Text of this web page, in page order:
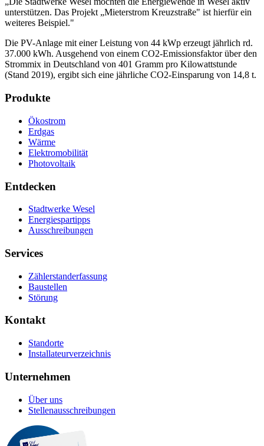
unterstützen. Das Projekt „Mieterstrom Kreuzstraße" ist hierfür ein
weiteres Beispiel."
Die PV-Anlage mit einer Leistung von 44 kWp erzeugt jährlich rd.
37.000 kWh. Ausgehend von einem CO2-Emissionsfaktor über den
Strommix in Deutschland von 401 Gramm pro Kilowattstunde
(Stand 2019), ergibt sich eine jährliche CO2-Einsparung von 14,8 t.
Produkte
Ökostrom
Erdgas
Wärme
Elektromobilität
Photovoltaik
Entdecken
Stadtwerke Wesel
Energiespartipps
Ausschreibungen
Services
Zählerstanderfassung
Baustellen
Störung
Kontakt
Standorte
Installateurverzeichnis
Unternehmen
Über uns
Stellenausschreibungen